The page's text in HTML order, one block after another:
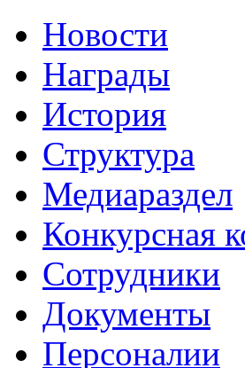
Новости
Награды
История
Структура
Медиараздел
Конкурсная
Сотрудники
Документы
Персоналии